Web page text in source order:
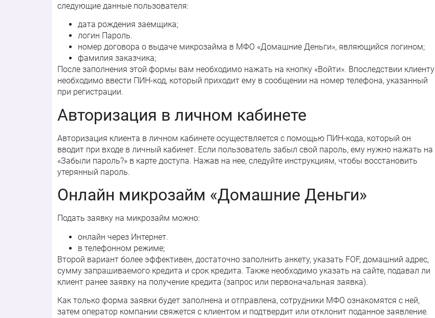
следующие данные пользователя:
дата рождения заемщика;
логин Пароль.
номер договора о выдаче микрозайма в МФО «Домашние Деньги», являющийся логином;
фамилия заказчика;
После заполнения этой формы вам необходимо нажать на кнопку «Войти». Впоследствии клиенту
необходимо ввести ПИН-код, который приходит ему в сообщении на номер телефона, указанный
при регистрации.
Авторизация в личном кабинете
Авторизация клиента в личном кабинете осуществляется с помощью ПИН-кода, который он
вводит при входе в личный кабинет. Если пользователь забыл свой пароль, ему нужно нажать на
«Забыли пароль?» в карте доступа. Нажав на нее, следуйте инструкциям, чтобы восстановить
утерянный пароль.
Онлайн микрозайм «Домашние Деньги»
Подать заявку на микрозайм можно:
онлайн через Интернет.
в телефонном режиме;
Второй вариант более эффективен, достаточно заполнить анкету, указать FOF, домашний адрес,
сумму запрашиваемого кредита и срок кредита. Также необходимо указать на сайте, подавал ли
клиент ранее заявку на получение кредита (запрос или первоначальная заявка).
Как только форма заявки будет заполнена и отправлена, сотрудники МФО ознакомятся с ней,
затем оператор компании свяжется с клиентом и подтвердит или отклонит поданное заявление.